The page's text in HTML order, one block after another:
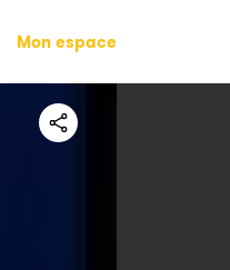
Mon espace